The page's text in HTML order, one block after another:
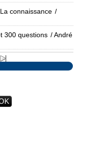
connaissance /
300 questions / André